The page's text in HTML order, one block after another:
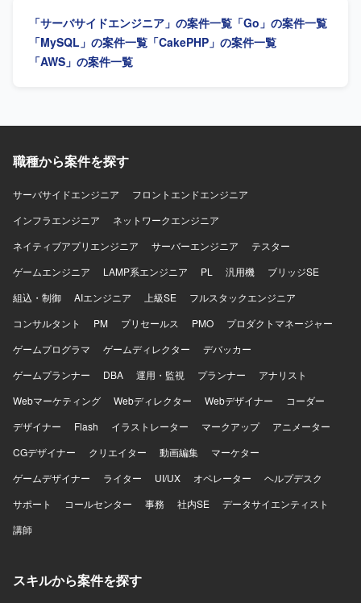
に対応していける方を歓迎いたします。 顧客やメンバーの
成長や成功を喜べる方を求めています。 【ポジションの魅
力】 国内最大級のEコマースプラットフォームにおいて、
将来的な10倍の負荷増を見越したスケーラビリティ設計に
サイクル開発に関わることで、エンジニアとしての総合力
を高めることができます。 自分のコードが、初めてECを開
ることを実感できる環境です。 【開発環境】 クラウドサー
ビス（AWS/GCP等）を活用し、コンテナ化など技術ドリブ
中心に、興味やご経験に応じてフロントエンド開発もお任
せいたします。ユーザーからのフィードバックに基づく改
善、本番エラーの監視と改善、日常的なリファクタリン
グ、クラウドサービスの活用やコンテナ化など技術ドリブ
ロダクト成長のために淡々と課題解決を実行していける
方、インターネットやWebサービスへの強い興味・関心を
プロダクトを良くしていくために動ける方を歓迎いたしま
す。常に変わっていく状況を楽しみ、変化に柔軟に対応で
喜べる方にご活躍いただけるポジションです。 【ポジショ
ンの魅力】 成長を続けるネットショップ作成サービスの開
発に携わりながら、トラフィック増加や多様なニーズへの
対応といったスケールや複雑性の高い課題に取り組むこと
つ、最新の技術トレンドを意識した開発を行うことで、サ
ーバサイドエンジニアとして継続的に成長していける環境
がらプロダクトの価値向上に直接貢献していただけます。
【開発環境】 クラウドサービスの活用やコンテナ化などを
通じて、技術ドリブンな開発環境の改善に取り組んでおり
ます。
「サーバサイドエンジニア」の案件一覧 「Go」の案件一覧
「MySQL」の案件一覧 「CakePHP」の案件一覧
「AWS」の案件一覧
職種から案件を探す
サーバサイドエンジニア
フロントエンドエンジニア
インフラエンジニア
ネットワークエンジニア
ネイティブアプリエンジニア
サーバーエンジニア
テスター
ゲームエンジニア
LAMP系エンジニア PL 汎用機
ブリッジSE
組込・制御
AIエンジニア 上級SE
フルスタックエンジニア
コンサルタント
PM プリセールス PMO
プロダクトマネージャー
ゲームプログラマ
ゲームディレクター
デバッカー
ゲームプランナー
DBA 運用・監視 プランナー
アナリスト
Webマーケティング
Webディレクター Webデザイナー
コーダー
デザイナー
Flash イラストレーター マークアップ
アニメーター
CGデザイナー
クリエイター 動画編集
マーケター
ゲームデザイナー
ライター UI/UX オペレーター
ヘルプデスク
サポート
コールセンター 事務 社内SE
データサイエンティスト
講師
スキルから案件を探す